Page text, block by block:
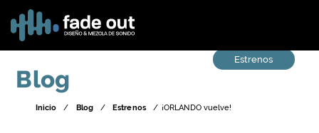
Blog
Inicio / Blog / Estrenos / ¡ORLANDO vuelve!
Estrenos